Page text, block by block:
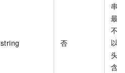
string 否
串。
最
不能
以
头
含